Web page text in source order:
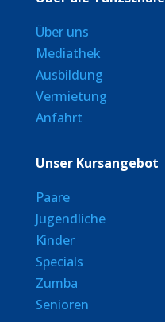
Über uns
Mediathek
Ausbildung
Vermietung
Anfahrt
Unser Kursangebot
Paare
Jugendliche
Kinder
Specials
Zumba
Senioren